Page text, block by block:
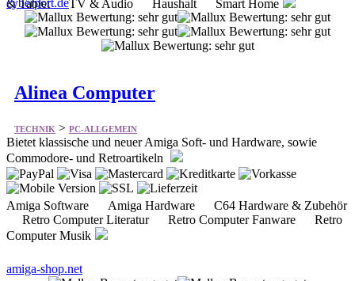
& Tablet TV & Audio Haushalt Smart Home
Alinea Computer
TECHNIK > PC-ALLGEMEIN
Bietet klassische und neuer Amiga Soft- und Hardware, sowie
Commodore- und Retroartikeln
Amiga Software Amiga Hardware C64 Hardware & Zubehör
Retro Computer Literatur Retro Computer Fanware Retro
Computer Musik
amiga-shop.net